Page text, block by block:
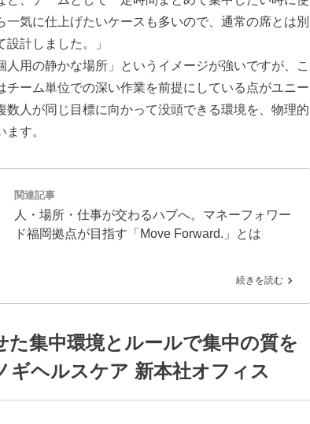
一気に仕上げたいケースも多いので、通常の席とは別
計しました。」
人用の静かな場所」というイメージが強いですが、こ
チーム単位での深い作業を前提にしている点がユニー
数人が同じ目標に向かって没頭できる環境を、物理的
す。
関連記事
人・場所・仕事が交わるハブへ。マネーフォワー
ド福岡拠点が目指す「Move Forward.」とは
続きを読む
た集中環境とルールで集中の質を
ギヘルスケア 新本社オフィス